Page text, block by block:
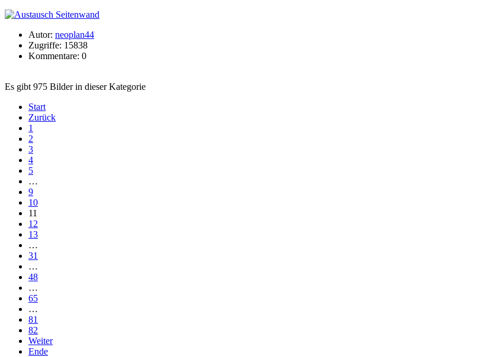
Autor: neoplan44
Zugriffe: 15838
Kommentare: 0
Es gibt 975 Bilder in dieser Kategorie
Start
Zurück
1
2
3
4
5
…
9
10
11
12
13
…
31
…
48
…
65
…
81
82
Weiter
Ende